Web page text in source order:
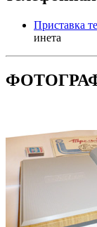
Приставка
инета